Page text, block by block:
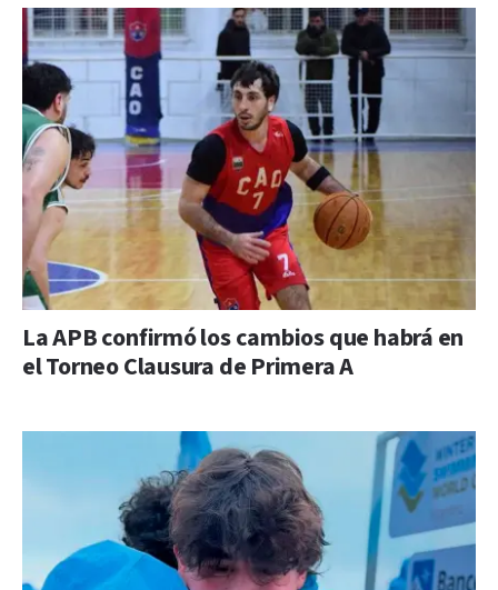
La APB confirmó los cambios que habrá en
el Torneo Clausura de Primera A